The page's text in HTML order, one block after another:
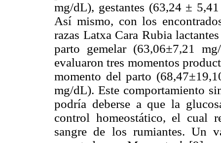
mg/dL), gestantes (63,24 ±
Así mismo, con los
razas Latxa Cara Rubia
parto gemelar (63,06±7,21
evaluaron tres momentos
momento del parto
mg/dL). Este comportamiento
podría deberse a que la
control homeostático, el cual
sangre de los rumiantes. Un